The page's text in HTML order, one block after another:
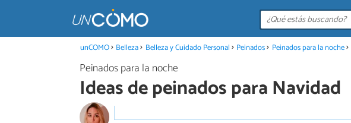
unCOMO Belleza Belleza y Cuidado Personal Peinados Peinados para la noche
Peinados para la noche
Ideas de peinados para Navidad